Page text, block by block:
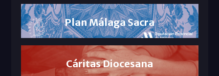
Plan Málaga Sacra
Cáritas Diocesana